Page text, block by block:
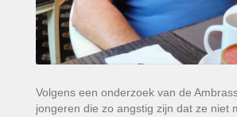
Volgens een onderzoek van de
jongeren die zo angstig zijn dat ze niet